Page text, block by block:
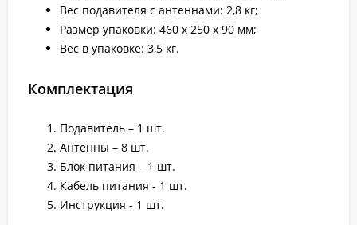
Вес подавителя с антеннами: 2,8 кг;
Размер упаковки: 460 х 250 х 90 мм;
Вес в упаковке: 3,5 кг.
Комплектация
Подавитель – 1 шт.
Антенны – 8 шт.
Блок питания – 1 шт.
Кабель питания - 1 шт.
Инструкция - 1 шт.